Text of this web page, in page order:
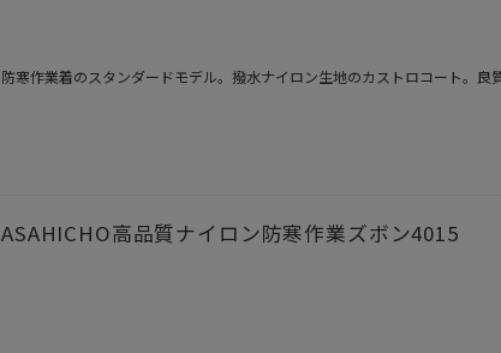
防寒作業着のスタンダードモデル。撥水ナイロン生地のカストロコート。良
ASAHICHO高品質ナイロン防寒作業ズボン4015